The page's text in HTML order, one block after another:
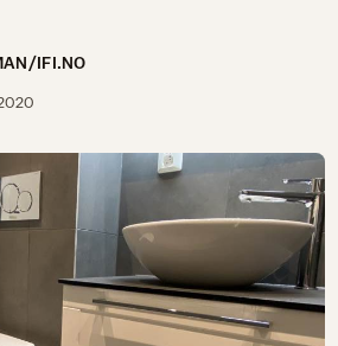
IFI.NO